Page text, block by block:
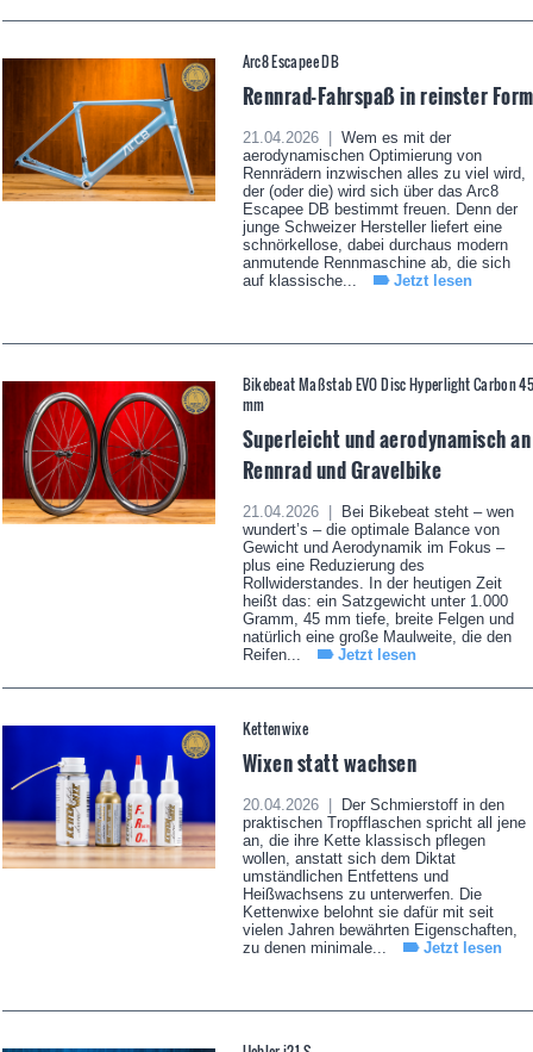
Arc8 Escapee DB
Rennrad-Fahrspaß in reinster Form
21.04.2026 |
Wem es mit der
aerodynamischen Optimierung von
Rennrädern inzwischen alles zu viel wird,
der (oder die) wird sich über das Arc8
Escapee DB bestimmt freuen. Denn der
junge Schweizer Hersteller liefert eine
schnörkellose, dabei durchaus modern
anmutende Rennmaschine ab, die sich
auf klassische...
Jetzt lesen
Bikebeat Maßstab EVO Disc Hyperlight Carbon
mm
Superleicht und aerodynamisch an
Rennrad und Gravelbike
21.04.2026 |
Bei Bikebeat steht – wen
wundert’s – die optimale Balance von
Gewicht und Aerodynamik im Fokus –
plus eine Reduzierung des
Rollwiderstandes. In der heutigen Zeit
heißt das: ein Satzgewicht unter 1.000
Gramm, 45 mm tiefe, breite Felgen und
natürlich eine große Maulweite, die den
Reifen...
Jetzt lesen
Kettenwixe
Wixen statt wachsen
20.04.2026 |
Der Schmierstoff in den
praktischen Tropfflaschen spricht all jene
an, die ihre Kette klassisch pflegen
wollen, anstatt sich dem Diktat
umständlichen Entfettens und
Heißwachsens zu unterwerfen. Die
Kettenwixe belohnt sie dafür mit seit
vielen Jahren bewährten Eigenschaften,
zu denen minimale...
Jetzt lesen